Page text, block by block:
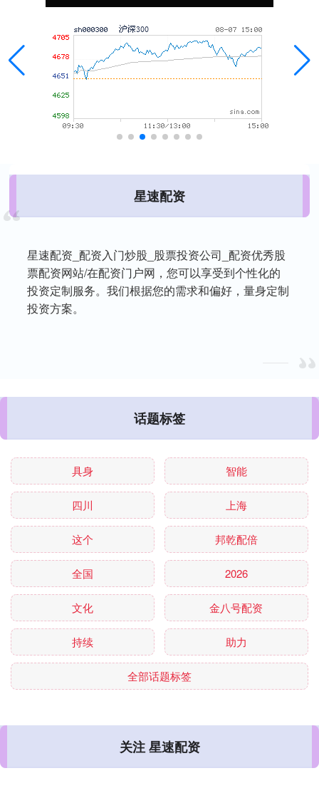
星速配资
星速配资_配资入门炒股_股票投资公司_配资优秀股
票配资网站/在配资门户网，您可以享受到个性化的
投资定制服务。我们根据您的需求和偏好，量身定制
投资方案。
话题标签
具身 智能
四川 上海
这个 邦乾配倍
全国 2026
文化 金八号配资
持续 助力
全部话题标签
关注 星速配资